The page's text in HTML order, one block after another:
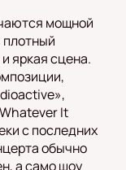
мощной
яркая сцена.
It
с последних
обычно
а само шоу